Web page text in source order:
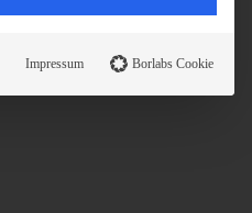
Impressum Borlabs Cookie